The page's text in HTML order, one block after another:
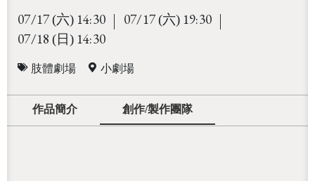
07/17(六) 14:30 07/17(六) 19:30
07/18 (日) 14:30
肢體劇場 小劇場
作品簡介 創作/製作團隊